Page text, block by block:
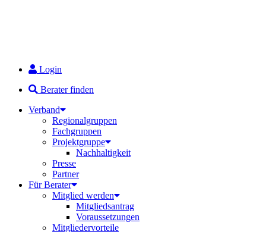
Login
Berater finden
Verband
Regionalgruppen
Fachgruppen
Projektgruppe
Nachhaltigkeit
Presse
Partner
Für Berater
Mitglied werden
Mitgliedsantrag
Voraussetzungen
Mitgliedervorteile